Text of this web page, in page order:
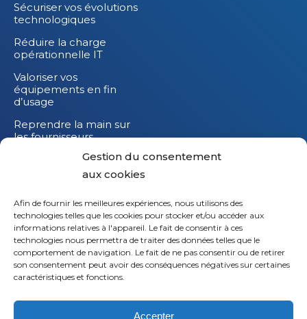
Gestion du consentement
aux cookies
Afin de fournir les meilleures expériences, nous utilisons des
technologies telles que les cookies pour stocker et/ou accéder aux
informations relatives à l'appareil. Le fait de consentir à ces
technologies nous permettra de traiter des données telles que le
comportement de navigation. Le fait de ne pas consentir ou de retirer
son consentement peut avoir des conséquences négatives sur certaines
caractéristiques et fonctions.
Accepter
Sécuriser vos évolutions
technologiques
Réduire la charge
opérationnelle IT
Valoriser vos
équipements en fin
d’usage
Reprendre la main sur
les fournisseurs
Réduire l’impact
carbone de vos